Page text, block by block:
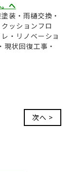
へ
装・雨樋交換・
ッションフロ
・リノベーショ
状回復工事・
次へ >